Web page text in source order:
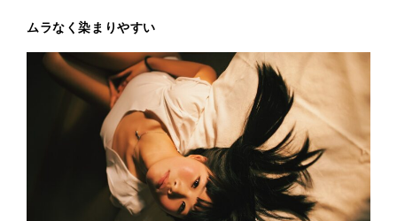
ムラなく染まりやすい